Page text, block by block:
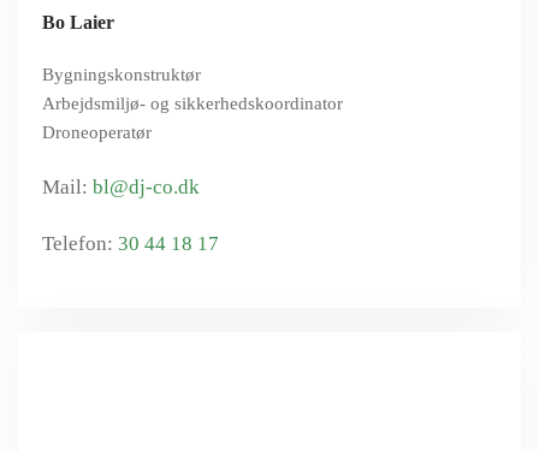
Bo Laier
Bygningskonstruktør
Arbejdsmiljø- og sikkerhedskoordinator
Droneoperatør
bl@dj-co.dk
30 44 18 17